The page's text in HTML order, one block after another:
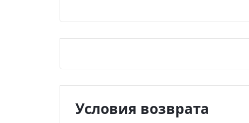
Условия возврата